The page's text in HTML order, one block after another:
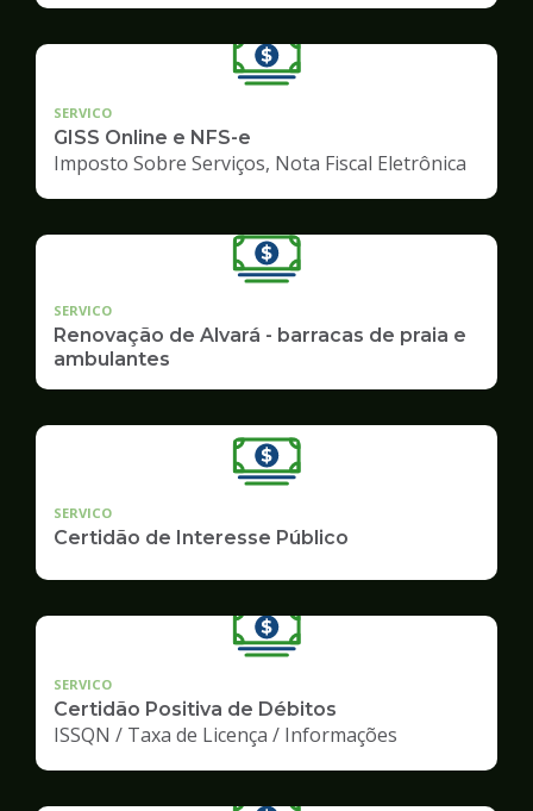
SERVICO
GISS Online e NFS-e
Imposto Sobre Serviços, Nota Fiscal Eletrônica
SERVICO
Renovação de Alvará - barracas de praia e
ambulantes
SERVICO
Certidão de Interesse Público
SERVICO
Certidão Positiva de Débitos
ISSQN / Taxa de Licença / Informações